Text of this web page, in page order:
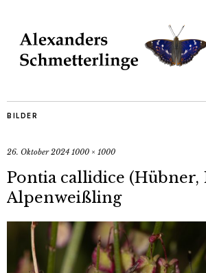
BILDER
26. Oktober 2024 1000 × 1000
Pontia callidice (Hübner,
Alpenweißling